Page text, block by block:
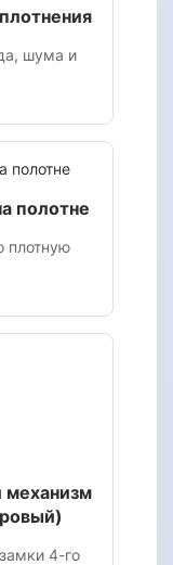
шума и
полотне
плотную
механизм
4-го